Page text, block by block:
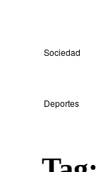
Sociedad
Deportes